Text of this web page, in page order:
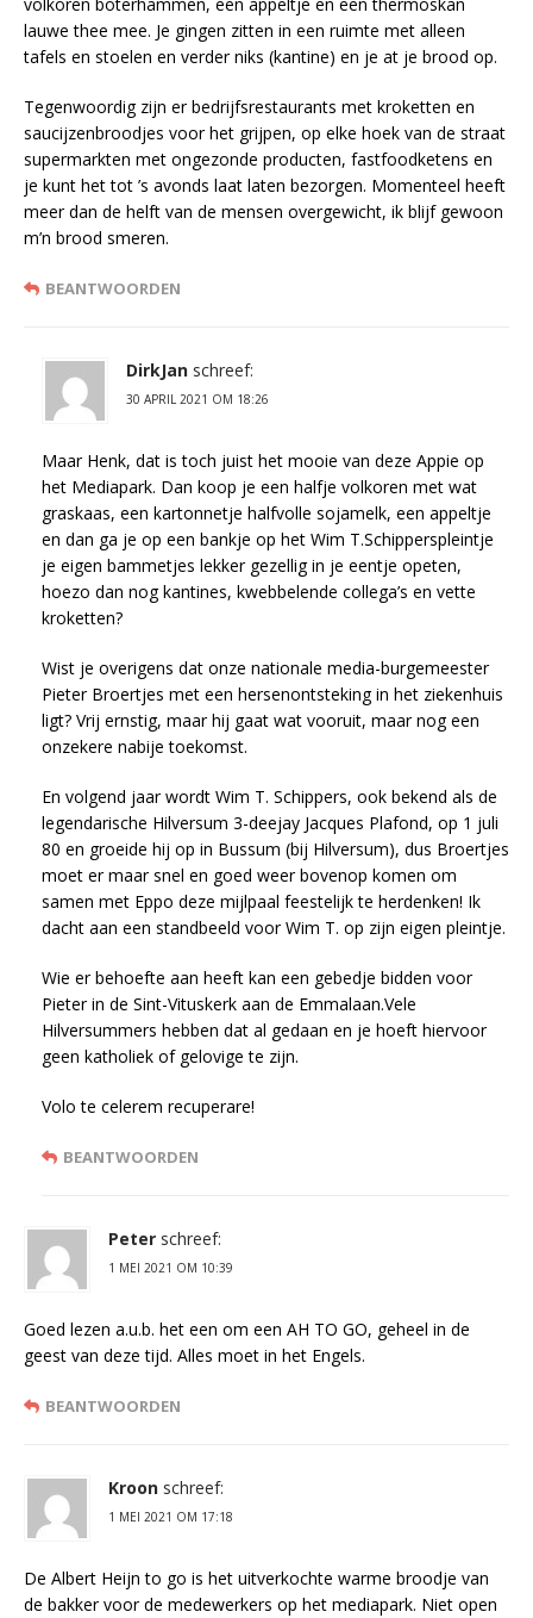
lauwe thee mee. Je gingen zitten in een ruimte met alleen
tafels en stoelen en verder niks (kantine) en je at je brood op.
Tegenwoordig zijn er bedrijfsrestaurants met kroketten en
saucijzenbroodjes voor het grijpen, op elke hoek van de straat
supermarkten met ongezonde producten, fastfoodketens en
je kunt het tot ’s avonds laat laten bezorgen. Momenteel heeft
meer dan de helft van de mensen overgewicht, ik blijf gewoon
m’n brood smeren.
BEANTWOORDEN
DirkJan schreef:
30 APRIL 2021 OM 18:26
Maar Henk, dat is toch juist het mooie van deze Appie op
het Mediapark. Dan koop je een halfje volkoren met wat
graskaas, een kartonnetje halfvolle sojamelk, een appeltje
en dan ga je op een bankje op het Wim T.Schipperspleintje
je eigen bammetjes lekker gezellig in je eentje opeten,
hoezo dan nog kantines, kwebbelende collega’s en vette
kroketten?
Wist je overigens dat onze nationale media-burgemeester
Pieter Broertjes met een hersenontsteking in het ziekenhuis
ligt? Vrij ernstig, maar hij gaat wat vooruit, maar nog een
onzekere nabije toekomst.
En volgend jaar wordt Wim T. Schippers, ook bekend als de
legendarische Hilversum 3-deejay Jacques Plafond, op 1 juli
80 en groeide hij op in Bussum (bij Hilversum), dus Broertjes
moet er maar snel en goed weer bovenop komen om
samen met Eppo deze mijlpaal feestelijk te herdenken! Ik
dacht aan een standbeeld voor Wim T. op zijn eigen pleintje.
Wie er behoefte aan heeft kan een gebedje bidden voor
Pieter in de Sint-Vituskerk aan de Emmalaan.Vele
Hilversummers hebben dat al gedaan en je hoeft hiervoor
geen katholiek of gelovige te zijn.
Volo te celerem recuperare!
BEANTWOORDEN
Peter schreef:
1 MEI 2021 OM 10:39
Goed lezen a.u.b. het een om een AH TO GO, geheel in de
geest van deze tijd. Alles moet in het Engels.
BEANTWOORDEN
Kroon schreef:
1 MEI 2021 OM 17:18
De Albert Heijn to go is het uitverkochte warme broodje van
de bakker voor de medewerkers op het mediapark. Niet open